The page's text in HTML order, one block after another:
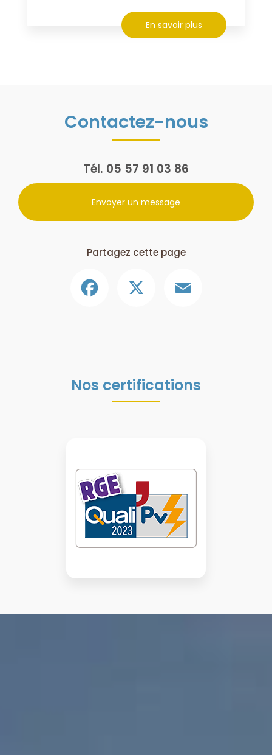
En savoir plus
Contactez-nous
Tél. 05 57 91 03 86
Envoyer un message
Partagez cette page
Nos certifications